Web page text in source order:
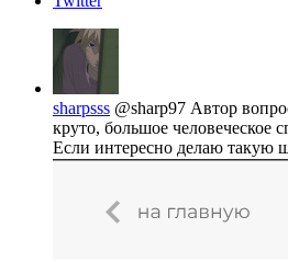
sharpsss @sharp97 Автор
круто, большое человеческое
Если интересно делаю такую